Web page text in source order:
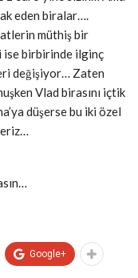
eden biralar….
müthiş bir
ise birbirinde ilginç
değişiyor… Zaten
Vlad birasını içtik
düşerse bu iki özel
Google+